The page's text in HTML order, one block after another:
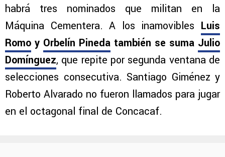
habrá tres nominados que militan en la
Máquina Cementera. A los inamovibles Luis
Romo y Orbelín Pineda también se suma Julio
Domínguez, que repite por segunda ventana de
selecciones consecutiva. Santiago Giménez y
Roberto Alvarado no fueron llamados para jugar
en el octagonal final de Concacaf.